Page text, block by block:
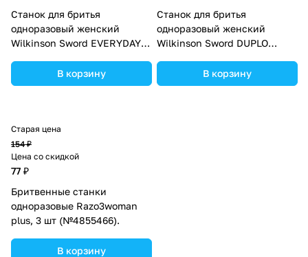
Станок для бритья
одноразовый женский
Wilkinson Sword EVERYDAY2,
В корзину
Станок для бритья
одноразовый женский
Wilkinson Sword DUPLO
(№9231506).В корзину
Старая цена
154 ₽
Цена со скидкой
77 ₽
Бритвенные станки
одноразовые Razo3woman
plus, 3 шт (№4855466).
В корзину